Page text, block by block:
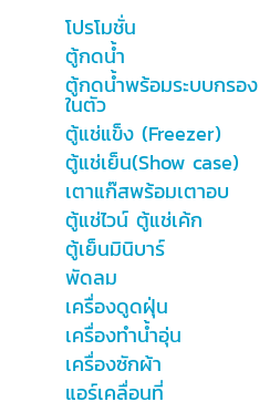
โปรโมชั่น
ตู้กดน้ำ
ตู้กดน้ำพร้อมระบบกรอง
ในตัว
ตู้แช่แข็ง (Freezer)
ตู้แช่เย็น(Show case)
เตาแก๊สพร้อมเตาอบ
ตู้แช่ไวน์ ตู้แช่เค้ก
ตู้เย็นมินิบาร์
พัดลม
เครื่องดูดฝุ่น
เครื่องทำน้ำอุ่น
เครื่องซักผ้า
แอร์เคลื่อนที่